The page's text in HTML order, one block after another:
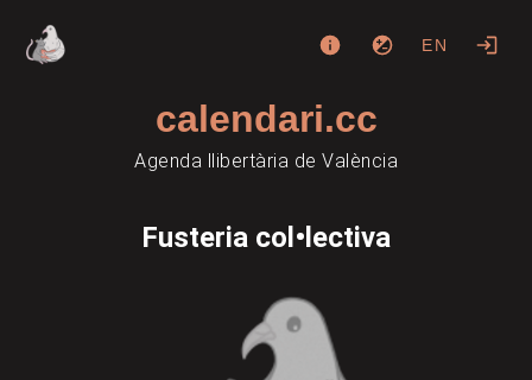
EN
calendari.cc
Agenda llibertària de València
Fusteria col•lectiva